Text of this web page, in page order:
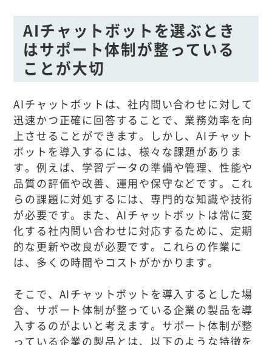
AIチャットボットを選ぶとき
はサポート体制が整っている
ことが大切
AIチャットボットは、社内問い合わせに対して
迅速かつ正確に回答することで、業務効率を向
上させることができます。しかし、AIチャット
ボットを導入するには、様々な課題がありま
す。例えば、学習データの準備や管理、性能や
品質の評価や改善、運用や保守などです。これ
らの課題に対処するには、専門的な知識や技術
が必要です。また、AIチャットボットは常に変
化する社内問い合わせに対応するために、定期
的な更新や改良が必要です。これらの作業に
は、多くの時間やコストがかかります。
そこで、AIチャットボットを導入するとした場
合、サポート体制が整っている企業の製品を導
入するのがよいと考えます。サポート体制が整
っている企業の製品とは、以下のような特徴を